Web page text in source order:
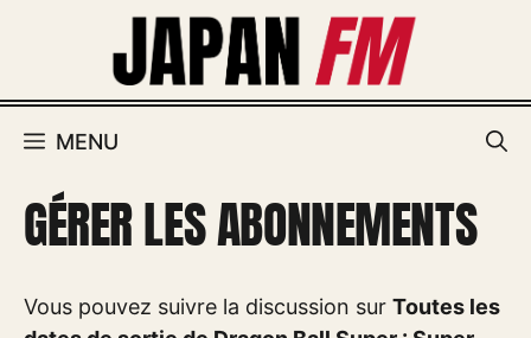
MENU
GÉRER LES ABONNEMENTS
Vous pouvez suivre la discussion sur Toutes les